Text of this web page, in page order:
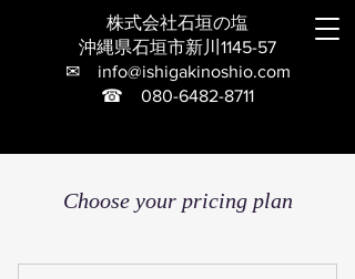
株式会社石垣の塩
沖縄県石垣市新川1145-57
✉ info@ishigakinoshio.com
☎ 080-6482-8711
Choose your pricing plan